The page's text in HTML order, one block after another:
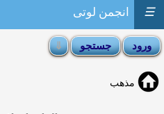
انجمن لوتی ☰
مذهب